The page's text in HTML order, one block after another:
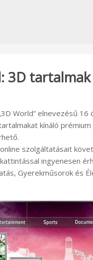
3D
World” elnevezésű
kínáló
szolgáltatásait
ingyenesen
Gyerekműsorok és